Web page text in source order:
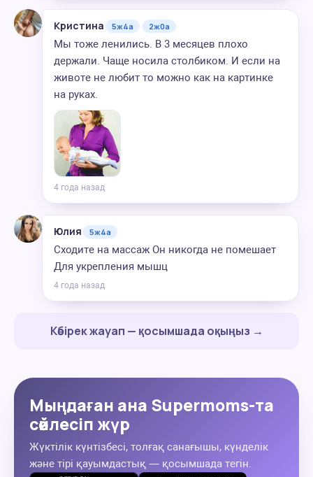
Кристина 5ж4а 2ж0а
Мы тоже ленились. В 3 месяцев плохо
держали. Чаще носила столбиком. И если на
животе не любит то можно как на картинке
на руках.
4 года назад
Юлия 5ж4а
Сходите на массаж Он никогда не помешает
Для укрепления мышц
4 года назад
Көбірек жауап — қосымшада оқыңыз →
Мыңдаған ана Supermoms-та
сөйлесіп жүр
Жүктілік күнтізбесі, толғақ санағышы, күнделік
және тірі қауымдастық — қосымшада тегін.